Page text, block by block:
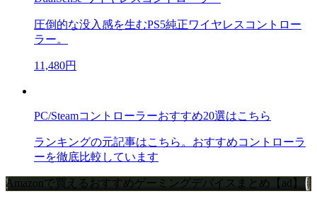
圧倒的な没入感を生むPS5純正ワイヤレスコントロー
ラー。
11,480円
PC/Steamコントローラーおすすめ20選はこちら
ランキングの元記事はこちら。おすすめコントローラ
ーを徹底比較しています
Amazonで買えるおすすめゲーミングデバイスまとめ【ad】